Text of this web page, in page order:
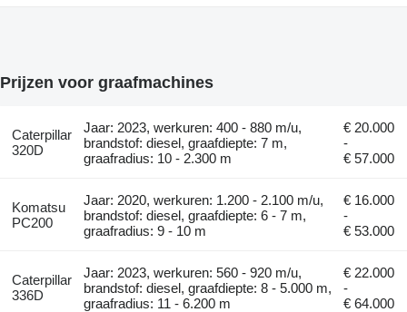
Prijzen voor graafmachines
Caterpillar
320D
Jaar: 2023, werkuren: 400 - 880 m/u,
brandstof: diesel, graafdiepte: 7 m,
graafradius: 10 - 2.300 m
€ 20.000
-
€ 57.000
Komatsu
PC200
Jaar: 2020, werkuren: 1.200 - 2.100 m/u,
brandstof: diesel, graafdiepte: 6 - 7 m,
graafradius: 9 - 10 m
€ 16.000
-
€ 53.000
Caterpillar
336D
Jaar: 2023, werkuren: 560 - 920 m/u,
brandstof: diesel, graafdiepte: 8 - 5.000 m,
graafradius: 11 - 6.200 m
€ 22.000
-
€ 64.000